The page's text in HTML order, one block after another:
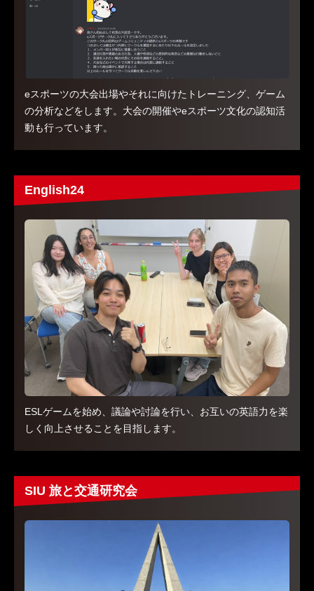
eスポーツの大会出場やそれに向けたトレーニング、ゲーム
の分析などをします。大会の開催やeスポーツ文化の認知活
動も行っています。
English24
ESLゲームを始め、議論や討論を行い、お互いの英語力を楽
しく向上させることを目指します。
SIU 旅と交通研究会